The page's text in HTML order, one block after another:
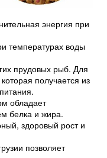
энергия при
температурах воды
прудовых рыб. Для
получается из
обладает
белка и жира.
здоровый рост и
позволяет